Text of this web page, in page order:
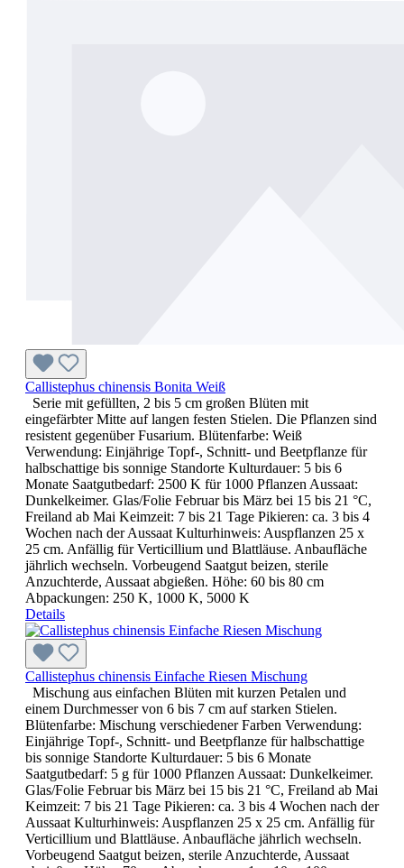
Callistephus chinensis Bonita Weiß
Serie mit gefüllten, 2 bis 5 cm großen Blüten mit
eingefärbter Mitte auf langen festen Stielen. Die Pflanzen sind
resistent gegenüber Fusarium. Blütenfarbe: Weiß
Verwendung: Einjährige Topf-, Schnitt- und Beetpflanze für
halbschattige bis sonnige Standorte Kulturdauer: 5 bis 6
Monate Saatgutbedarf: 2500 K für 1000 Pflanzen Aussaat:
Dunkelkeimer. Glas/Folie Februar bis März bei 15 bis 21 °C,
Freiland ab Mai Keimzeit: 7 bis 21 Tage Pikieren: ca. 3 bis 4
Wochen nach der Aussaat Kulturhinweis: Auspflanzen 25 x
25 cm. Anfällig für Verticillium und Blattläuse. Anbaufläche
jährlich wechseln. Vorbeugend Saatgut beizen, sterile
Anzuchterde, Aussaat abgießen. Höhe: 60 bis 80 cm
Abpackungen: 250 K, 1000 K, 5000 K
Details
Callistephus chinensis Einfache Riesen Mischung
Mischung aus einfachen Blüten mit kurzen Petalen und
einem Durchmesser von 6 bis 7 cm auf starken Stielen.
Blütenfarbe: Mischung verschiedener Farben Verwendung:
Einjährige Topf-, Schnitt- und Beetpflanze für halbschattige
bis sonnige Standorte Kulturdauer: 5 bis 6 Monate
Saatgutbedarf: 5 g für 1000 Pflanzen Aussaat: Dunkelkeimer.
Glas/Folie Februar bis März bei 15 bis 21 °C, Freiland ab Mai
Keimzeit: 7 bis 21 Tage Pikieren: ca. 3 bis 4 Wochen nach der
Aussaat Kulturhinweis: Auspflanzen 25 x 25 cm. Anfällig für
Verticillium und Blattläuse. Anbaufläche jährlich wechseln.
Vorbeugend Saatgut beizen, sterile Anzuchterde, Aussaat